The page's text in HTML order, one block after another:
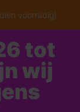
voorradig)
tot
wij